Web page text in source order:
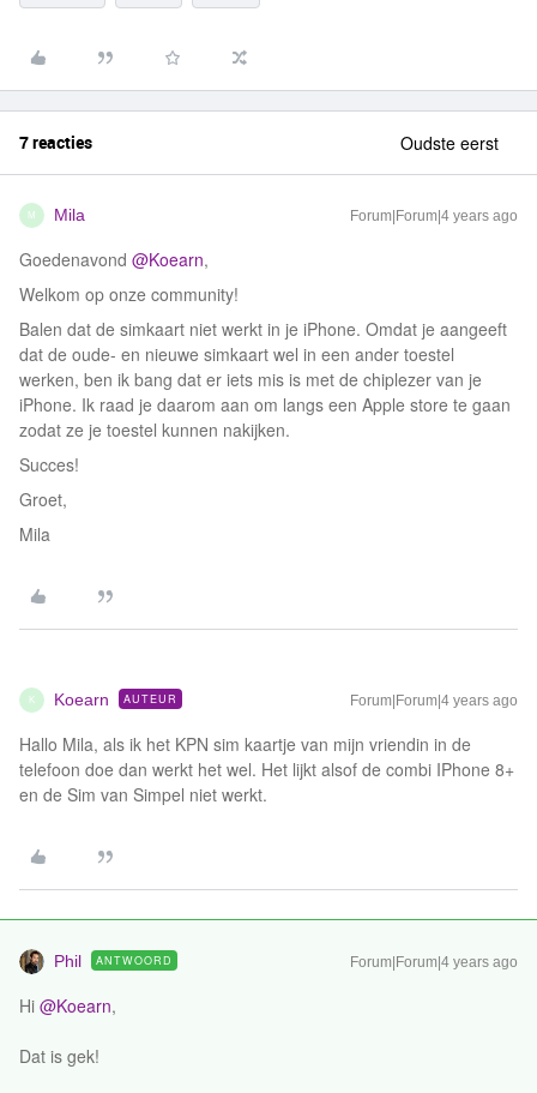
7 reacties Oudste eerst
M Mila Forum|Forum|4 years ago
Goedenavond @Koearn,
Welkom op onze community!
Balen dat de simkaart niet werkt in je iPhone. Omdat je aangeeft
dat de oude- en nieuwe simkaart wel in een ander toestel
werken, ben ik bang dat er iets mis is met de chiplezer van je
iPhone. Ik raad je daarom aan om langs een Apple store te gaan
zodat ze je toestel kunnen nakijken.
Succes!
Groet,
Mila
K Koearn AUTEUR Forum|Forum|4 years ago
Hallo Mila, als ik het KPN sim kaartje van mijn vriendin in de
telefoon doe dan werkt het wel. Het lijkt alsof de combi IPhone 8+
en de Sim van Simpel niet werkt.
Phil ANTWOORD Forum|Forum|4 years ago
Hi @Koearn,
Dat is gek!